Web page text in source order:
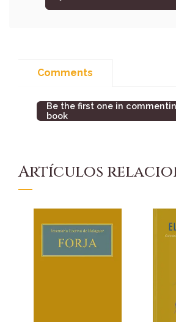
Comments
Be the first one in
book
Artículos